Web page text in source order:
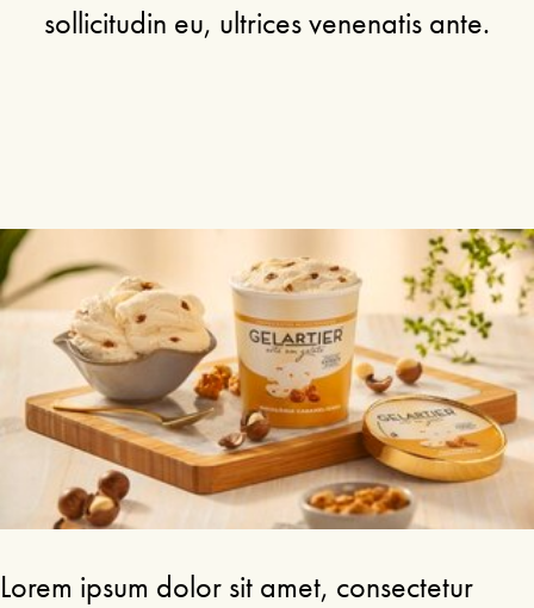
sollicitudin eu, ultrices venenatis ante.
Lorem ipsum dolor sit amet, consectetur